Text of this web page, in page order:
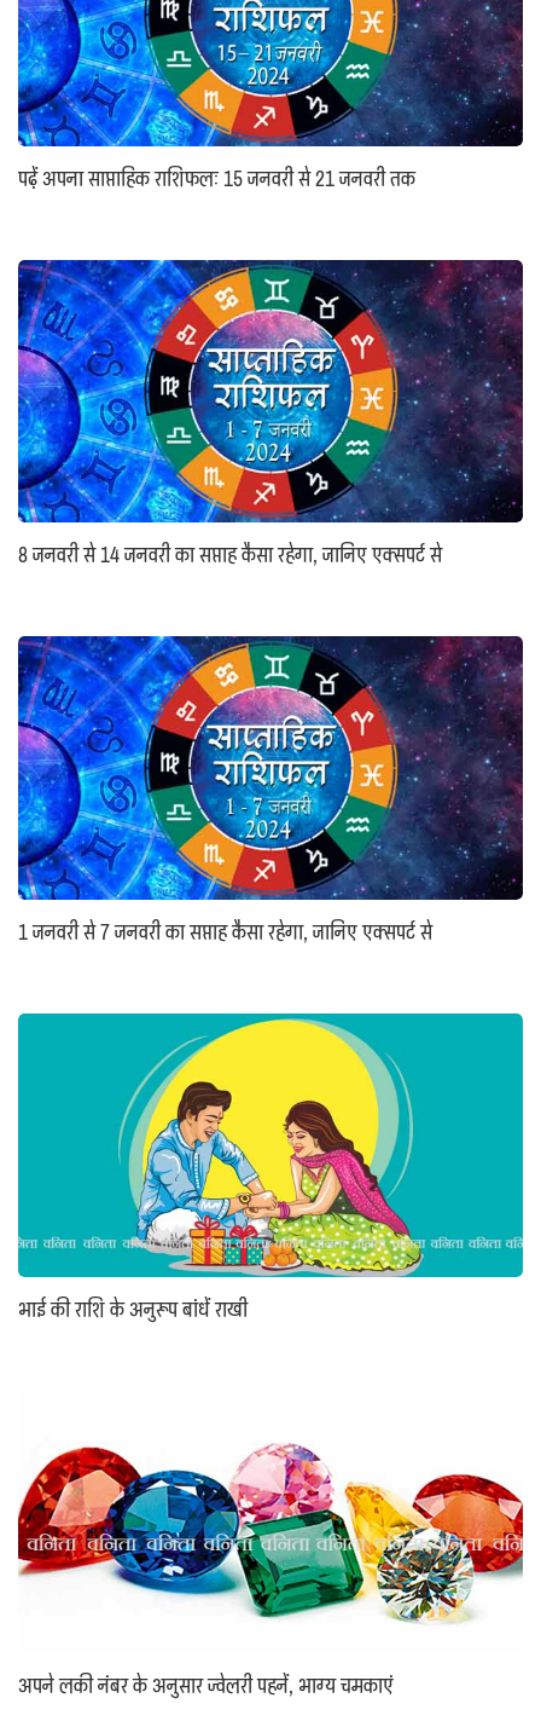
पढ़ें अपना साप्ताहिक राशिफलः 15 जनवरी से 21 जनवरी तक
8 जनवरी से 14 जनवरी का सप्ताह कैसा रहेगा, जानिए एक्सपर्ट से
1 जनवरी से 7 जनवरी का सप्ताह कैसा रहेगा, जानिए एक्सपर्ट से
भाई की राशि के अनुरूप बांधें राखी
अपने लकी नंबर के अनुसार ज्वेलरी पहनें, भाग्य चमकाएं